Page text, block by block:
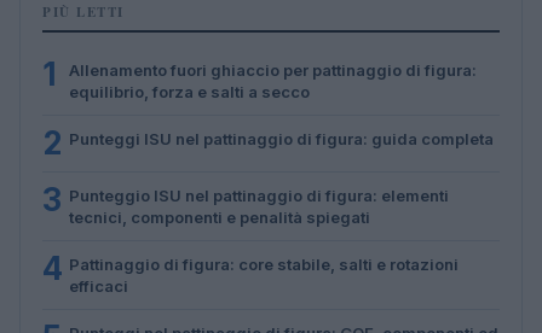
PIÙ LETTI
1
Allenamento fuori ghiaccio per pattinaggio di figura:
equilibrio, forza e salti a secco
2 Punteggi ISU nel pattinaggio di figura: guida completa
3 Punteggio ISU nel pattinaggio di figura: elementi
tecnici, componenti e penalità spiegati
4 Pattinaggio di figura: core stabile, salti e rotazioni
efficaci